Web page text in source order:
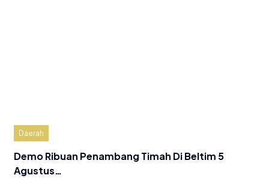
Daerah
Demo Ribuan Penambang Timah Di Beltim 5
Agustus…